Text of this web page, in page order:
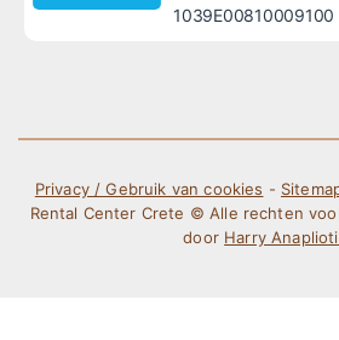
1039E00810009100
Privacy / Gebruik van cookies -
Rental Center Crete © Alle rechten
door Harry